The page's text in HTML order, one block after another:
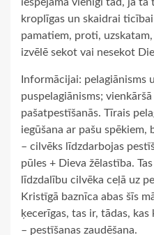
kroplīgas un skaidrai
pamatiem, proti,
izvēlē sekot vai nesekot
Informācijai: pelagiānisms
puspelagiānisms;
pašatpestīšanās. Tīrais
iegūšana ar pašu spēkiem,
– cilvēks līdzdarbojas
pūles + Dieva žēlastība.
līdzdalību cilvēka ceļā uz
Kristīgā baznīca abas šīs
ķecerīgas, tas ir, tādas,
– pestīšanas zaudēšana.